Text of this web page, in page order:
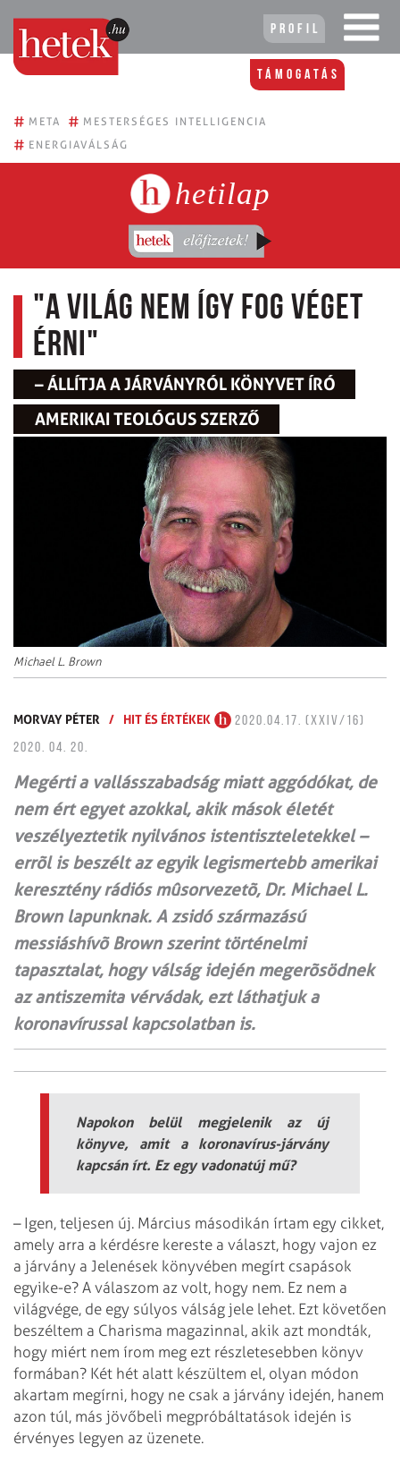
Profil
Támogatás
# META # MESTERSÉGES INTELLIGENCIA
# ENERGIAVÁLSÁG
hetilap
"A világ nem így fog véget
érni"
– ÁLLÍTJA A JÁRVÁNYRÓL KÖNYVET ÍRÓ
AMERIKAI TEOLÓGUS SZERZŐ
Michael L. Brown
MORVAY PÉTER / HIT ÉS ÉRTÉKEK
2020.04.17. (XXIV/16)
2020. 04. 20.
Megérti a vallásszabadság miatt aggódókat, de
nem ért egyet azokkal, akik mások életét
veszélyeztetik nyilvános istentiszteletekkel –
errõl is beszélt az egyik legismertebb amerikai
keresztény rádiós mûsorvezetõ, Dr. Michael L.
Brown lapunknak. A zsidó származású
messiáshívõ Brown szerint történelmi
tapasztalat, hogy válság idején megerõsödnek
az antiszemita vérvádak, ezt láthatjuk a
koronavírussal kapcsolatban is.
Napokon belül megjelenik az új
könyve, amit a koronavírus-járvány
kapcsán írt. Ez egy vadonatúj mű?
– Igen, teljesen új. Március másodikán írtam egy cikket,
amely arra a kérdésre kereste a választ, hogy vajon ez
a járvány a Jelenések könyvében megírt csapások
egyike-e? A válaszom az volt, hogy nem. Ez nem a
világvége, de egy súlyos válság jele lehet. Ezt követően
beszéltem a Charisma magazinnal, akik azt mondták,
hogy miért nem írom meg ezt részletesebben könyv
formában? Két hét alatt készültem el, olyan módon
akartam megírni, hogy ne csak a járvány idején, hanem
azon túl, más jövőbeli megpróbáltatások idején is
érvényes legyen az üzenete.